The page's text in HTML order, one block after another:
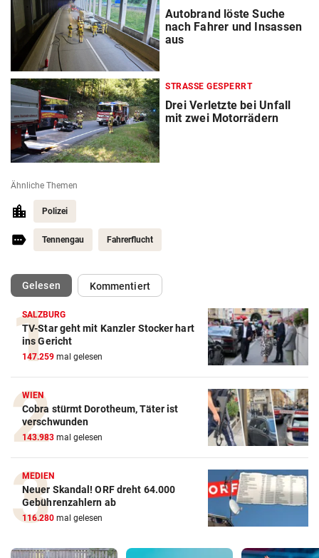
Autobrand löste Suche
nach Fahrer und Insassen
aus
STRASSE GESPERRT
Drei Verletzte bei Unfall
mit zwei Motorrädern
Ähnliche Themen
Polizei
Tennengau Fahrerflucht
Gelesen(ausgewählt)Kommentiert
SALZBURG
TV-Star geht mit Kanzler Stocker hart
ins Gericht
147.259 mal gelesen
WIEN
Cobra stürmt Dorotheum, Täter ist
verschwunden
143.983 mal gelesen
MEDIEN
Neuer Skandal! ORF dreht 64.000
Gebührenzahlern ab
116.280 mal gelesen